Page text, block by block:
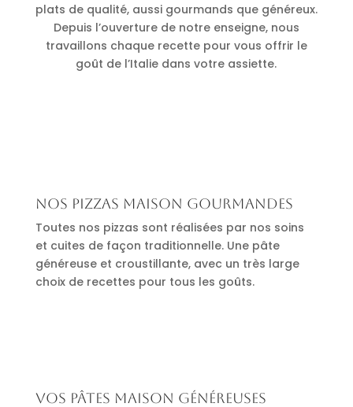
plats de qualité, aussi gourmands que généreux.
Depuis l’ouverture de notre enseigne, nous
travaillons chaque recette pour vous offrir le
goût de l’Italie dans votre assiette.
Nos pizzas maison gourmandes
Toutes nos pizzas sont réalisées par nos soins
et cuites de façon traditionnelle. Une pâte
généreuse et croustillante, avec un très large
choix de recettes pour tous les goûts.
Vos pâtes maison généreuses